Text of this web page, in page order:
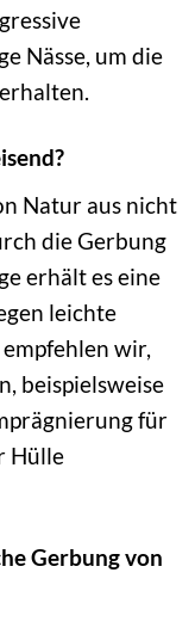
Nässe, um die
Natur aus nicht
die Gerbung
erhält es eine
leichte
wir,
beispielsweise
für
Hülle
Gerbung von